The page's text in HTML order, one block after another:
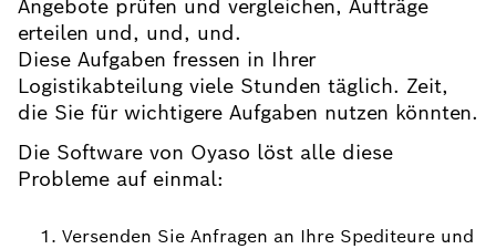
Angebote prüfen und vergleichen, Aufträge
erteilen und, und, und.
Diese Aufgaben fressen in Ihrer
Logistikabteilung viele Stunden täglich. Zeit,
die Sie für wichtigere Aufgaben nutzen könnten.
Die Software von Oyaso löst alle diese
Probleme auf einmal:
Versenden Sie Anfragen an Ihre Spediteure und